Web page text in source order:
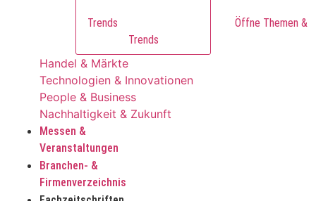
Trends
Trends
Handel & Märkte
Technologien & Innovationen
People & Business
Nachhaltigkeit & Zukunft
Messen &
Veranstaltungen
Branchen- &
Firmenverzeichnis